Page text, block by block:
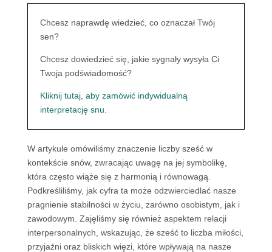
Chcesz naprawdę wiedzieć, co oznaczał Twój
sen?
Chcesz dowiedzieć się, jakie sygnały wysyła Ci
Twoja podświadomość?
Kliknij tutaj, aby zamówić indywidualną
interpretację snu.
W artykule omówiliśmy znaczenie liczby sześć w
kontekście snów, zwracając uwagę na jej symbolikę,
która często wiąże się z harmonią i równowagą.
Podkreśliliśmy, jak cyfra ta może odzwierciedlać nasze
pragnienie stabilności w życiu, zarówno osobistym, jak i
zawodowym. Zajęliśmy się również aspektem relacji
interpersonalnych, wskazując, że sześć to liczba miłości,
przyjaźni oraz bliskich więzi, które wpływają na nasze